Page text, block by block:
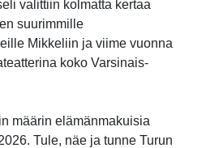
valittiin kolmatta kertaa
suurimmille
Mikkeliin ja viime vuonna
koko Varsinais-
määrin elämänmakuisia
Tule, näe ja tunne Turun